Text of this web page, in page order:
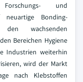
und
neuartige Bonding-
den wachsenden
Bereichen Hygiene
Industrien weiterhin
wird der Markt
nach Klebstoffen